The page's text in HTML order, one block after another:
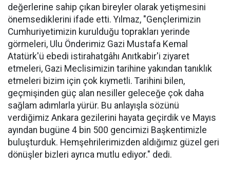
değerlerine sahip çıkan bireyler olarak yetişmesini
önemsediklerini ifade etti. Yılmaz, "Gençlerimizin
Cumhuriyetimizin kurulduğu toprakları yerinde
görmeleri, Ulu Önderimiz Gazi Mustafa Kemal
Atatürk'ü ebedi istirahatgâhı Anıtkabir'i ziyaret
etmeleri, Gazi Meclisimizin tarihine yakından tanıklık
etmeleri bizim için çok kıymetli. Tarihini bilen,
geçmişinden güç alan nesiller geleceğe çok daha
sağlam adımlarla yürür. Bu anlayışla sözünü
verdiğimiz Ankara gezilerini hayata geçirdik ve Mayıs
ayından bugüne 4 bin 500 gencimizi Başkentimizle
buluşturduk. Hemşehrilerimizden aldığımız güzel geri
dönüşler bizleri ayrıca mutlu ediyor." dedi.